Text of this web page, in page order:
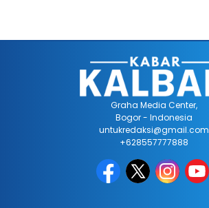
Graha Media Center,
Bogor - Indonesia
untukredaksi@gmail.com
+628557777888